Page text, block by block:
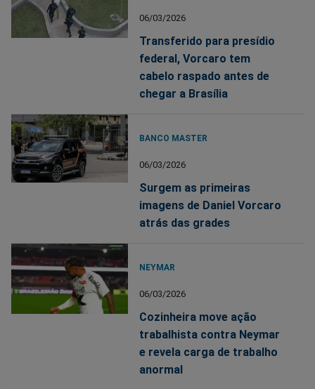
06/03/2026
Transferido para presídio
federal, Vorcaro tem
cabelo raspado antes de
chegar a Brasília
BANCO MASTER
06/03/2026
Surgem as primeiras
imagens de Daniel Vorcaro
atrás das grades
NEYMAR
06/03/2026
Cozinheira move ação
trabalhista contra Neymar
e revela carga de trabalho
anormal